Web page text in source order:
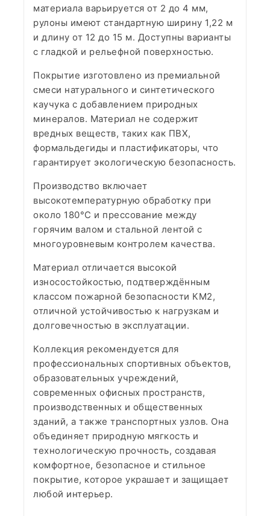
материала варьируется от 2 до 4 мм,
рулоны имеют стандартную ширину 1,22 м
и длину от 12 до 15 м. Доступны варианты
с гладкой и рельефной поверхностью.
Покрытие изготовлено из премиальной
смеси натурального и синтетического
каучука с добавлением природных
минералов. Материал не содержит
вредных веществ, таких как ПВХ,
формальдегиды и пластификаторы, что
гарантирует экологическую безопасность.
Производство включает
высокотемпературную обработку при
около 180°C и прессование между
горячим валом и стальной лентой с
многоуровневым контролем качества.
Материал отличается высокой
износостойкостью, подтверждённым
классом пожарной безопасности КМ2,
отличной устойчивостью к нагрузкам и
долговечностью в эксплуатации.
Коллекция рекомендуется для
профессиональных спортивных объектов,
образовательных учреждений,
современных офисных пространств,
производственных и общественных
зданий, а также транспортных узлов. Она
объединяет природную мягкость и
технологическую прочность, создавая
комфортное, безопасное и стильное
покрытие, которое украшает и защищает
любой интерьер.